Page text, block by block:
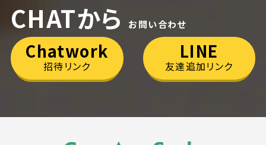
CHATから お問い合わせ
Chatwork
招待リンク
LINE
友達追加リンク